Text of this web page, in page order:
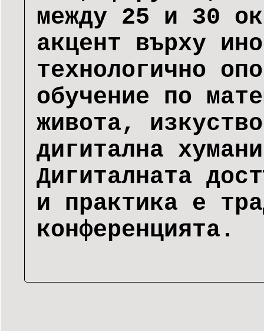
между 25 и 30
акцент върху
технологично
обучение по
живота,
дигитална
Дигиталната
и практика е
конференцията.